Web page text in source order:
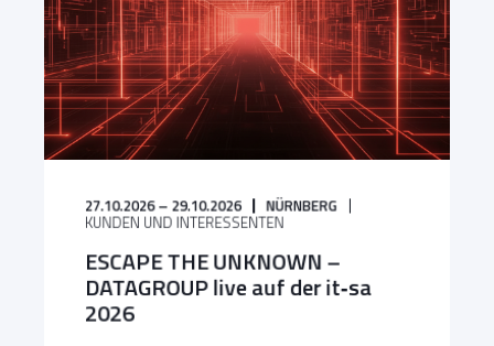
27.10.2026 – 29.10.2026 NÜRNBERG
KUNDEN UND INTERESSENTEN
ESCAPE THE UNKNOWN –
DATAGROUP live auf der it‑sa
2026